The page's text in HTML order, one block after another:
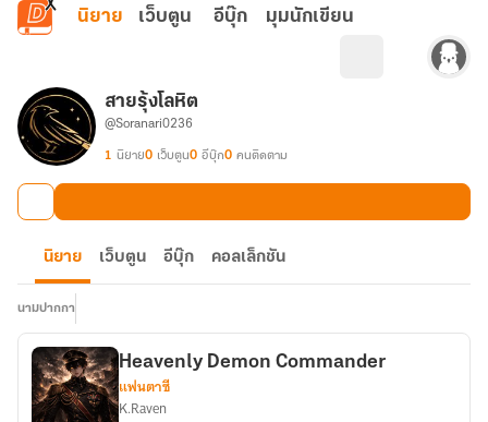
ข้ามไปยังเนื้อหาหลัก
นิยาย เว็บตูน อีบุ๊ก มุมนักเขียน
สายรุ้งโลหิต
@Soranari0236
1 นิยาย0 เว็บตูน0 อีบุ๊ก0 คนติดตาม
นิยาย เว็บตูน อีบุ๊ก คอลเล็กชัน
นามปากกา
Heavenly Demon Commander
แฟนตาซี
K.Raven